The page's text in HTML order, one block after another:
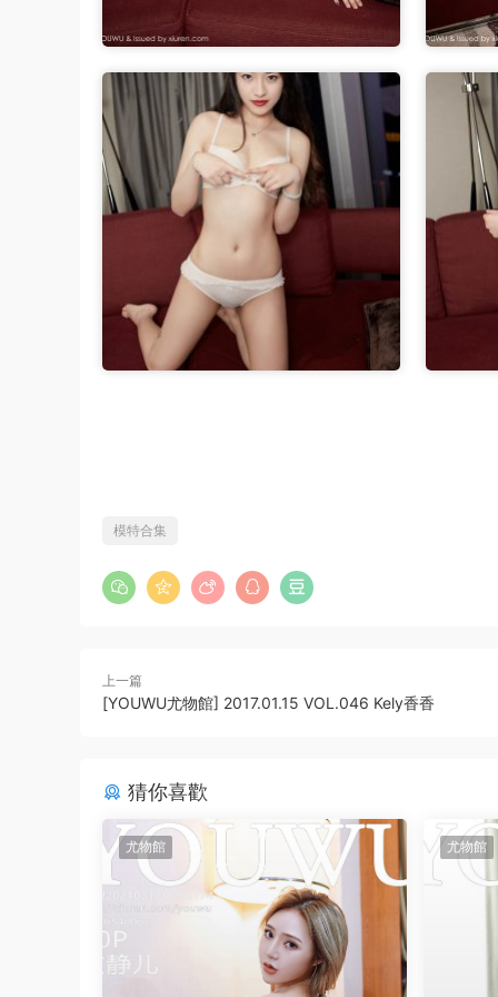
模特合集
上一篇
[YOUWU尤物館] 2017.01.15 VOL.046 Kely香香
猜你喜歡
尤物館 尤物館